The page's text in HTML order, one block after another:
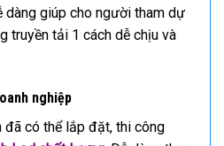
dàng giúp cho người tham dự
truyền tải 1 cách dễ chịu và
nghiệp
có thể lắp đặt, thi công